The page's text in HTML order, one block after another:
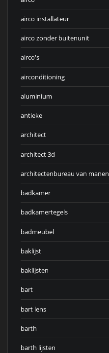
airco installateur
airco zonder buitenunit
airco's
airconditioning
aluminium
antieke
architect
architect 3d
architectenbureau van manen
badkamer
badkamertegels
badmeubel
baklijst
baklijsten
bart
bart lens
barth
barth lijsten